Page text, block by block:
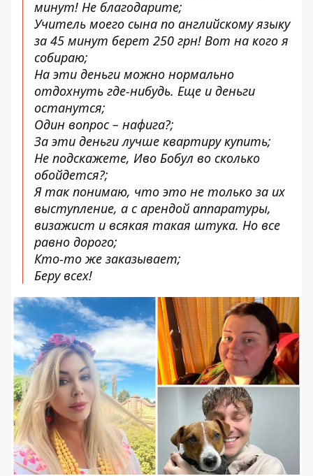
минут! Не благодарите;
Учитель моего сына по английскому языку
за 45 минут берет 250 грн! Вот на кого я
собираю;
На эти деньги можно нормально
отдохнуть где-нибудь. Еще и деньги
останутся;
Один вопрос – нафига?;
За эти деньги лучше квартиру купить;
Не подскажете, Иво Бобул во сколько
обойдется?;
Я так понимаю, что это не только за их
выступление, а с арендой аппаратуры,
визажист и всякая такая штука. Но все
равно дорого;
Кто-то же заказывает;
Беру всех!